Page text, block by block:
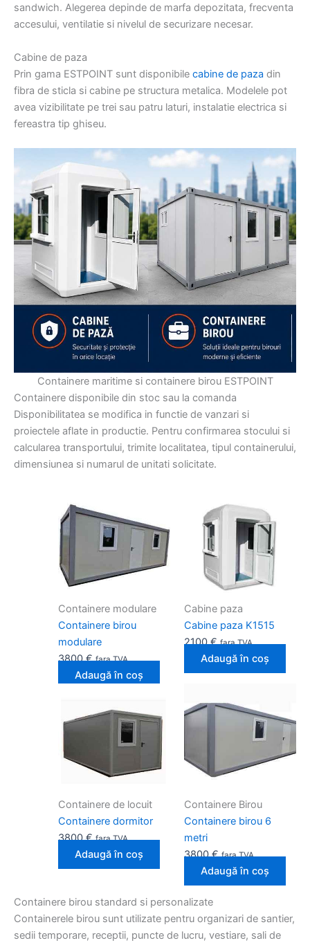
sandwich. Alegerea depinde de marfa depozitata, frecventa
accesului, ventilatie si nivelul de securizare necesar.
Cabine de paza
Prin gama ESTPOINT sunt disponibile cabine de paza din
fibra de sticla si cabine pe structura metalica. Modelele pot
avea vizibilitate pe trei sau patru laturi, instalatie electrica si
fereastra tip ghiseu.
Containere maritime si containere birou ESTPOINT
Containere disponibile din stoc sau la comanda
Disponibilitatea se modifica in functie de vanzari si
proiectele aflate in productie. Pentru confirmarea stocului si
calcularea transportului, trimite localitatea, tipul containerului,
dimensiunea si numarul de unitati solicitate.
Containere modulare
Containere birou
modulare
3800€ fara TVA
Adaugă în coș
Cabine paza
Cabine paza K1515
2100€ fara TVA
Adaugă în coș
Containere de locuit
Containere dormitor
3800€ fara TVA
Adaugă în coș
Containere Birou
Containere birou 6
metri
3800€ fara TVA
Adaugă în coș
Containere birou standard si personalizate
Containerele birou sunt utilizate pentru organizari de santier,
sedii temporare, receptii, puncte de lucru, vestiare, sali de